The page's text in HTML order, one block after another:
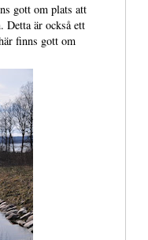
gott om plats att
Detta är också ett
finns gott om